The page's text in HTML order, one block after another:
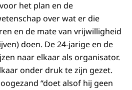
het plan en de
over wat er die
en de mate van vrijwilligheid
doen. De 24-jarige en de
naar elkaar als organisator.
onder druk te zijn gezet.
“doet alsof hij geen